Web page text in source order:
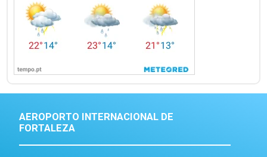
AEROPORTO INTERNACIONAL DE
FORTALEZA